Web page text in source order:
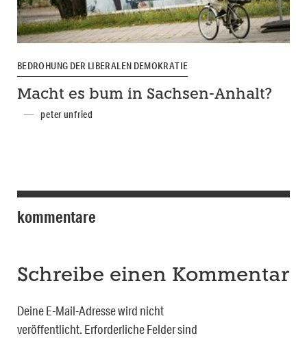
BEDROHUNG DER LIBERALEN DEMOKRATIE
Macht es bum in Sachsen-Anhalt?
peter unfried
kommentare
Schreibe einen Kommentar
Deine E-Mail-Adresse wird nicht
veröffentlicht. Erforderliche Felder sind